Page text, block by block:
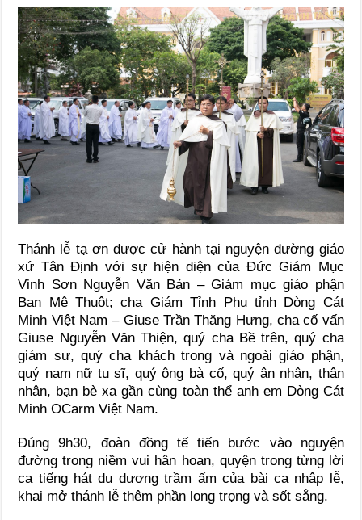
Thánh lễ tạ ơn được cử hành tại nguyện đường giáo
xứ Tân Định với sự hiện diện của Đức Giám Mục
Vinh Sơn Nguyễn Văn Bản – Giám mục giáo phận
Ban Mê Thuột; cha Giám Tỉnh Phụ tỉnh Dòng Cát
Minh Việt Nam – Giuse Trần Thăng Hưng, cha cố vấn
Giuse Nguyễn Văn Thiện, quý cha Bề trên, quý cha
giám sư, quý cha khách trong và ngoài giáo phận,
quý nam nữ tu sĩ, quý ông bà cố, quý ân nhân, thân
nhân, bạn bè xa gần cùng toàn thể anh em Dòng Cát
Minh OCarm Việt Nam.
Đúng 9h30, đoàn đồng tế tiến bước vào nguyện
đường trong niềm vui hân hoan, quyện trong từng lời
ca tiếng hát du dương trầm ấm của bài ca nhập lễ,
khai mở thánh lễ thêm phần long trọng và sốt sắng.